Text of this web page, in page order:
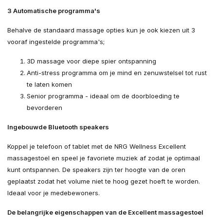
3 Automatische programma's
Behalve de standaard massage opties kun je ook kiezen uit 3
vooraf ingestelde programma's;
3D massage voor diepe spier ontspanning
Anti-stress programma om je mind en zenuwstelsel tot rust
te laten komen
Senior programma - ideaal om de doorbloeding te
bevorderen
Ingebouwde Bluetooth speakers
Koppel je telefoon of tablet met de NRG Wellness Excellent
massagestoel en speel je favoriete muziek af zodat je optimaal
kunt ontspannen. De speakers zijn ter hoogte van de oren
geplaatst zodat het volume niet te hoog gezet hoeft te worden.
Ideaal voor je medebewoners.
De belangrijke eigenschappen van de Excellent massagestoel